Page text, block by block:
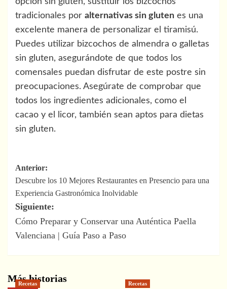
tradicionales por alternativas sin gluten es una
excelente manera de personalizar el tiramisú.
Puedes utilizar bizcochos de almendra o galletas
sin gluten, asegurándote de que todos los
comensales puedan disfrutar de este postre sin
preocupaciones. Asegúrate de comprobar que
todos los ingredientes adicionales, como el
cacao y el licor, también sean aptos para dietas
sin gluten.
Navegación
de
entradas
Anterior:
Descubre los 10 Mejores Restaurantes en Presencio para una
Experiencia Gastronómica Inolvidable
Siguiente:
Cómo Preparar y Conservar una Auténtica Paella
Valenciana | Guía Paso a Paso
Más historias
Recetas Recetas